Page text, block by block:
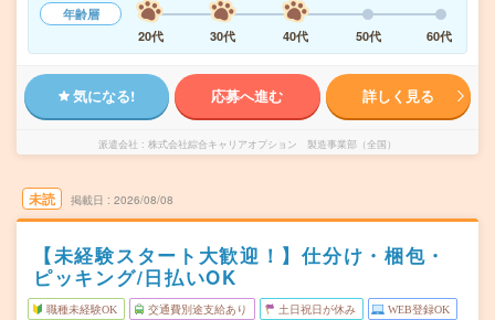
年齢層
20代
30代 40代 50代 60代
気になる! 応募へ進む 詳しく見る
派遣会社 株式会社綜合キャリアオプション 製造事業部（全国）
未読 掲載日 2026/08/08
【未経験スタート大歓迎！】仕分け・梱包・
ピッキング/日払いOK
職種未経験OK 交通費別途支給あり 土日祝日が休み WEB登録OK